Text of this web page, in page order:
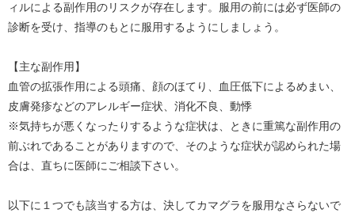
ィルによる副作用のリスクが存在します。服用の前には必ず医師の
診断を受け、指導のもとに服用するようにしましょう。
【主な副作用】
血管の拡張作用による頭痛、顔のほてり、血圧低下によるめまい、
皮膚発疹などのアレルギー症状、消化不良、動悸
※気持ちが悪くなったりするような症状は、ときに重篤な副作用の
前ぶれであることがありますので、そのような症状が認められた場
合は、直ちに医師にご相談下さい。
以下に１つでも該当する方は、決してカマグラを服用なさらないで